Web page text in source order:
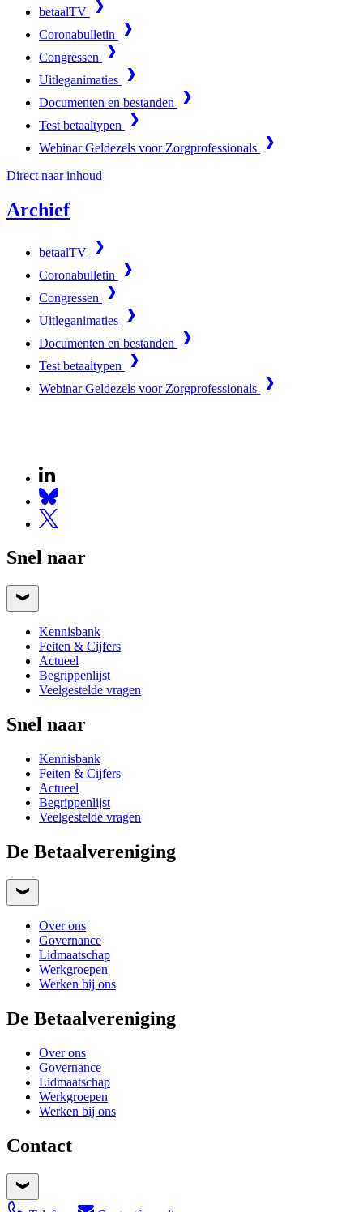
betaalTV
Coronabulletin
Congressen
Uitleganimaties
Documenten en bestanden
Test betaaltypen
Webinar Geldezels voor Zorgprofessionals
Direct naar inhoud
Archief
betaalTV
Coronabulletin
Congressen
Uitleganimaties
Documenten en bestanden
Test betaaltypen
Webinar Geldezels voor Zorgprofessionals
Snel naar
Kennisbank
Feiten & Cijfers
Actueel
Begrippenlijst
Veelgestelde vragen
Snel naar
Kennisbank
Feiten & Cijfers
Actueel
Begrippenlijst
Veelgestelde vragen
De Betaalvereniging
Over ons
Governance
Lidmaatschap
Werkgroepen
Werken bij ons
De Betaalvereniging
Over ons
Governance
Lidmaatschap
Werkgroepen
Werken bij ons
Contact